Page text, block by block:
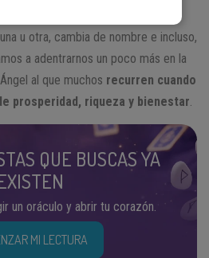
tiene presencia en distintas
u otra, cambia de nombre e incluso,
a adentrarnos un poco más en la
al que muchos recurren cuando
prosperidad, riqueza y bienestar
QUE BUSCAS YA
un oráculo y abrir tu corazón.
MI LECTURA